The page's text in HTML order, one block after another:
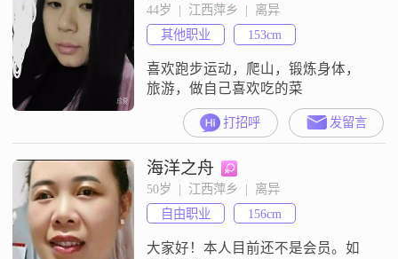
44岁  |  江西萍乡  |  离异
其他职业
153cm
喜欢跑步运动，爬山，锻炼身体，
旅游，做自己喜欢吃的菜
打招呼 发留言
海洋之舟
50岁  |  江西萍乡  |  离异
自由职业
156cm
大家好！本人目前还不是会员。如